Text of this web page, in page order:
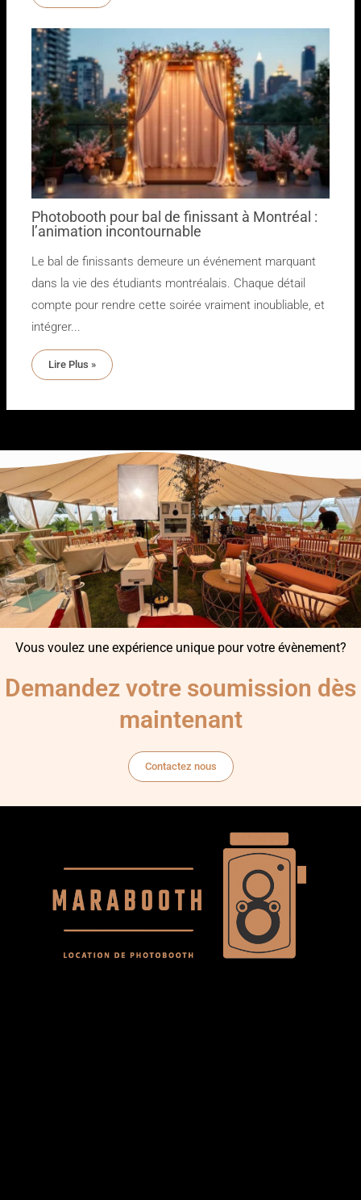
Photobooth pour bal de finissant à Montréal :
l’animation incontournable
Le bal de finissants demeure un événement marquant
dans la vie des étudiants montréalais. Chaque détail
compte pour rendre cette soirée vraiment inoubliable, et
intégrer...
Lire Plus »
Vous voulez une expérience unique pour votre évènement?
Demandez votre soumission dès
maintenant
Contactez nous